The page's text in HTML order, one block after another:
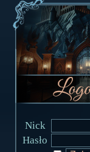
Nick
Hasło